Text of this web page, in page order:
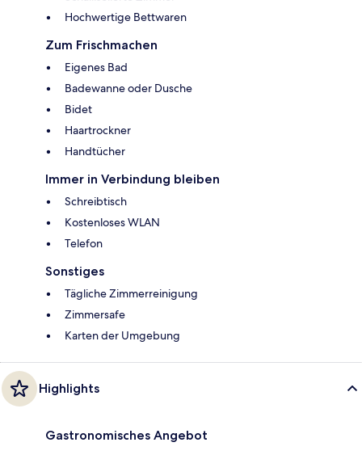
Hochwertige Bettwaren
Zum Frischmachen
Eigenes Bad
Badewanne oder Dusche
Bidet
Haartrockner
Handtücher
Immer in Verbindung bleiben
Schreibtisch
Kostenloses WLAN
Telefon
Sonstiges
Tägliche Zimmerreinigung
Zimmersafe
Karten der Umgebung
Highlights
Gastronomisches Angebot